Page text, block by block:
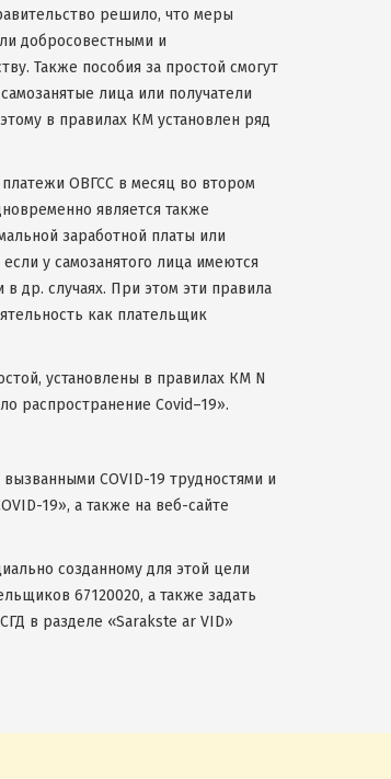
решило, что меры
добросовестными и
Также пособия за простой смогут
лица или получатели
в правилах КМ установлен ряд
ОВГСС в месяц во втором
является также
заработной платы или
у самозанятого лица имеются
др. случаях. При этом эти правила
как плательщик
установлены в правилах КМ N
распространение Covid–19».
COVID-19 трудностями и
19», а также на веб-сайте
созданному для этой цели
67120020, а также задать
в разделе «Sarakste ar VID»